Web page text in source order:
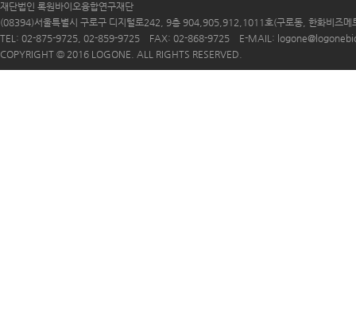
재단법인 록원바이오융합연구재단
(08394)서울특별시 구로구 디지털로242, 9층 904,905,912,1011호(구로동, 한화비즈메
TEL: 02-875-9725, 02-859-9725 FAX: 02-868-9725 E-MAIL:
COPYRIGHT © 2016 LOGONE. ALL RIGHTS RESERVED.